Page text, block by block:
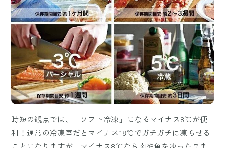
時短の観点では、「ソフト冷凍」になるマイナス8℃が便
利！通常の冷凍室だとマイナス18℃でガチガチに凍らせる